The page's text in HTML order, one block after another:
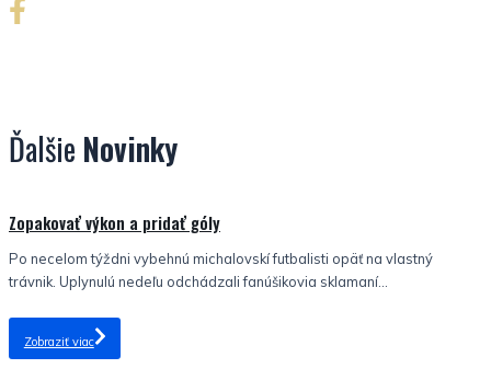
Ďalšie Novinky
Zopakovať výkon a pridať góly
Po necelom týždni vybehnú michalovskí futbalisti opäť na vlastný
trávnik. Uplynulú nedeľu odchádzali fanúšikovia sklamaní...
Zobraziť viac